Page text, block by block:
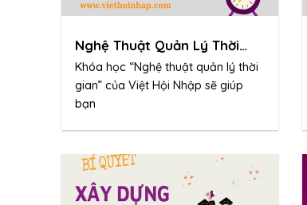
Nghệ Thuật Quản Lý Thời
Gian
Khóa học “Nghệ thuật quản lý thời
gian” của Việt Hội Nhập sẽ giúp
bạn